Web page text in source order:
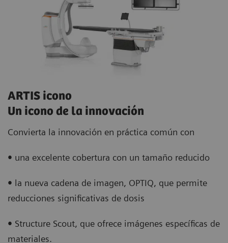
ARTIS icono
Un icono de la innovación
Convierta la innovación en práctica común con
• una excelente cobertura con un tamaño reducido
• la nueva cadena de imagen, OPTIQ, que permite
reducciones significativas de dosis
• Structure Scout, que ofrece imágenes específicas de
materiales.